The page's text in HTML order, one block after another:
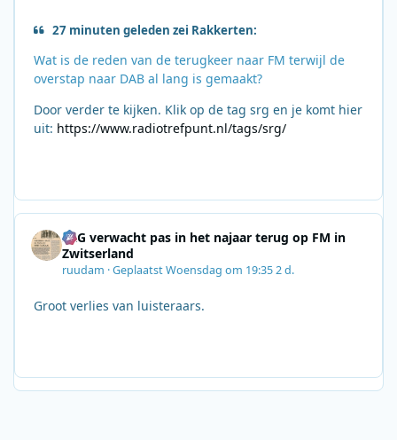
27 minuten geleden zei Rakkerten:
Wat is de reden van de terugkeer naar FM terwijl de
overstap naar DAB al lang is gemaakt?
Door verder te kijken. Klik op de tag srg en je komt hier
uit: https://www.radiotrefpunt.nl/tags/srg/
SRG verwacht pas in het najaar terug op FM in
Zwitserland
ruudam ·GeplaatstWoensdag om 19:352 d.
Groot verlies van luisteraars.